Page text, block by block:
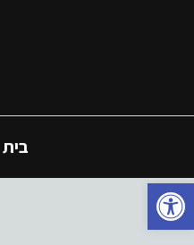
פתח סרגל נגישות
בית